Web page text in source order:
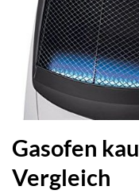
Gasofen
Vergleich